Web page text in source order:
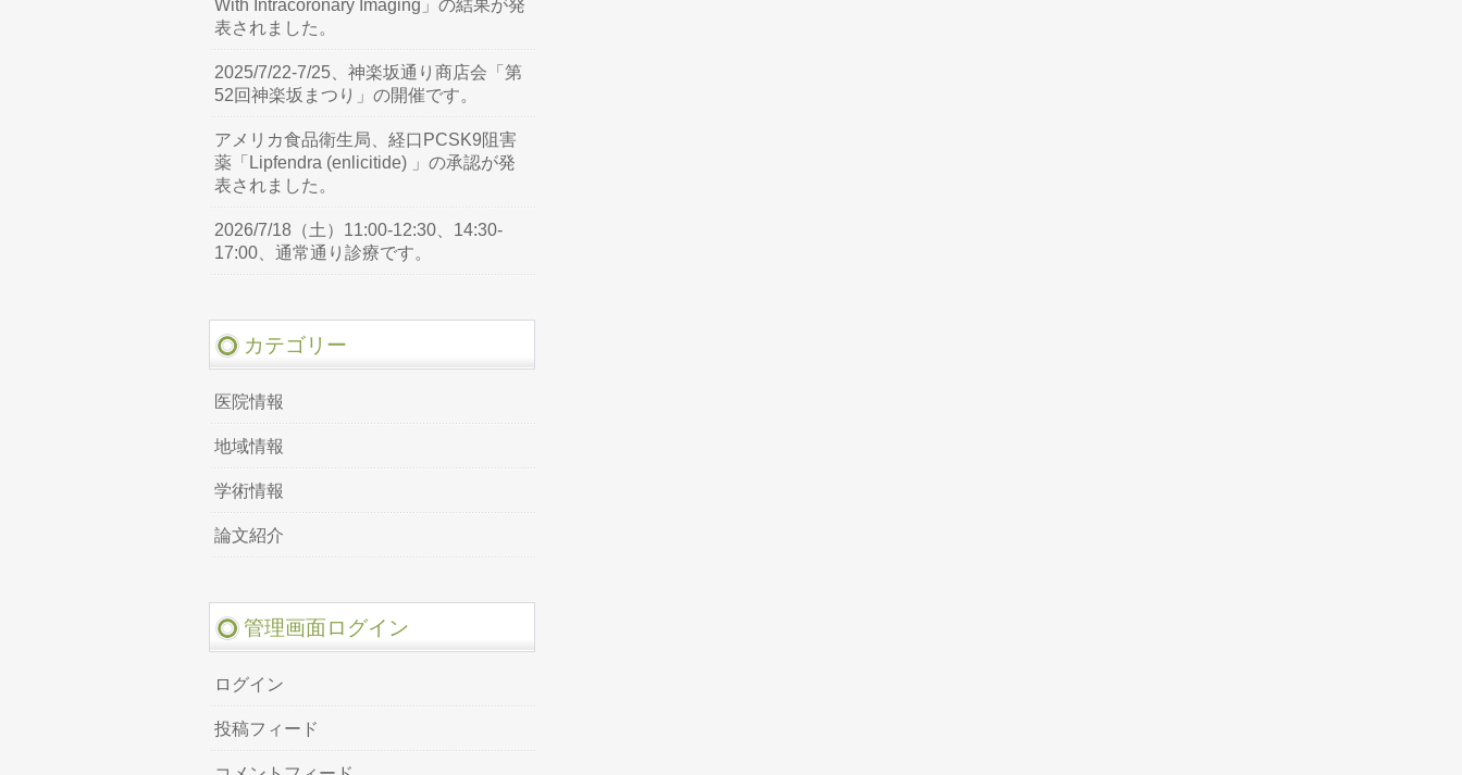
With Intracoronary Imaging」の結果が発
表されました。
2025/7/22-7/25、神楽坂通り商店会「第
52回神楽坂まつり」の開催です。
アメリカ食品衛生局、経口PCSK9阻害
薬「Lipfendra (enlicitide) 」の承認が発
表されました。
2026/7/18（土）11:00-12:30、14:30-
17:00、通常通り診療です。
カテゴリー
医院情報
地域情報
学術情報
論文紹介
管理画面ログイン
ログイン
投稿フィード